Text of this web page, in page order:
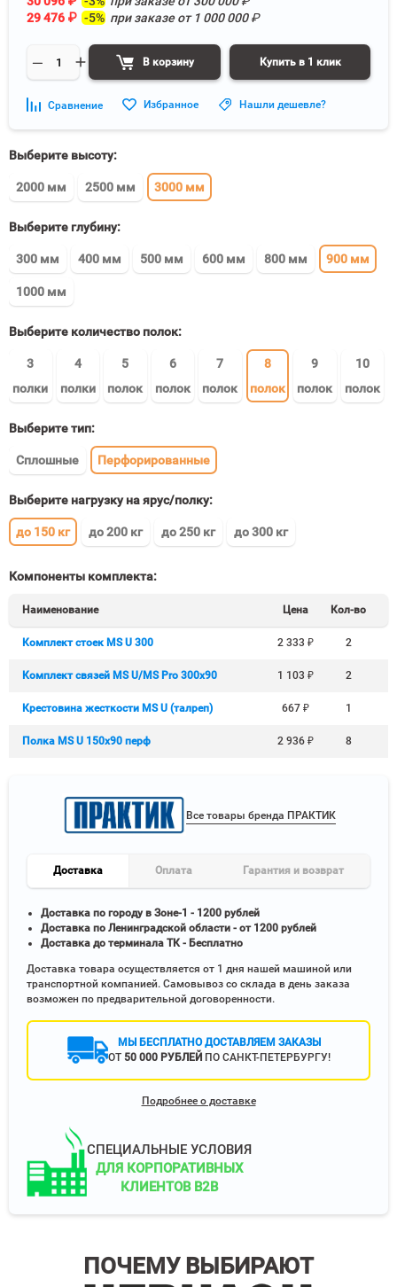
29 476 ₽ -5% при заказе от 1 000 000₽
В корзину Купить в 1 клик
Сравнение Избранное Нашли дешевле?
Выберите высоту:
2000 мм 2500 мм 3000 мм
Выберите глубину:
300 мм 400 мм 500 мм 600 мм 800 мм 900 мм
1000 мм
Выберите количество полок:
3
полки
4
полки
5
полок
6
полок
7
полок
8
полок
9
полок
10
полок
Выберите тип:
Сплошные Перфорированные
Выберите нагрузку на ярус/полку:
до 150 кг до 200 кг до 250 кг до 300 кг
Компоненты комплекта:
Наименование Цена Кол-во
Комплект стоек MS U 300 2 333 ₽ 2
Комплект связей MS U/MS Pro 300x90 1 103 ₽ 2
Крестовина жесткости MS U (талреп) 667 ₽ 1
Полка MS U 150х90 перф 2 936 ₽ 8
Все товары бренда ПРАКТИК
Доставка Оплата Гарантия и возврат
Доставка по городу в Зоне-1 - 1200 рублей
Доставка по Ленинградской области - от 1200 рублей
Доставка до терминала ТК - Бесплатно
Доставка товара осуществляется от 1 дня нашей машиной или
транспортной компанией. Самовывоз со склада в день заказа
возможен по предварительной договоренности.
МЫ БЕСПЛАТНО ДОСТАВЛЯЕМ ЗАКАЗЫ
ОТ 50 000 РУБЛЕЙ ПО САНКТ-ПЕТЕРБУРГУ!
Подробнее о доставке
СПЕЦИАЛЬНЫЕ УСЛОВИЯ
ДЛЯ КОРПОРАТИВНЫХ
КЛИЕНТОВ B2B
ПОЧЕМУ ВЫБИРАЮТ